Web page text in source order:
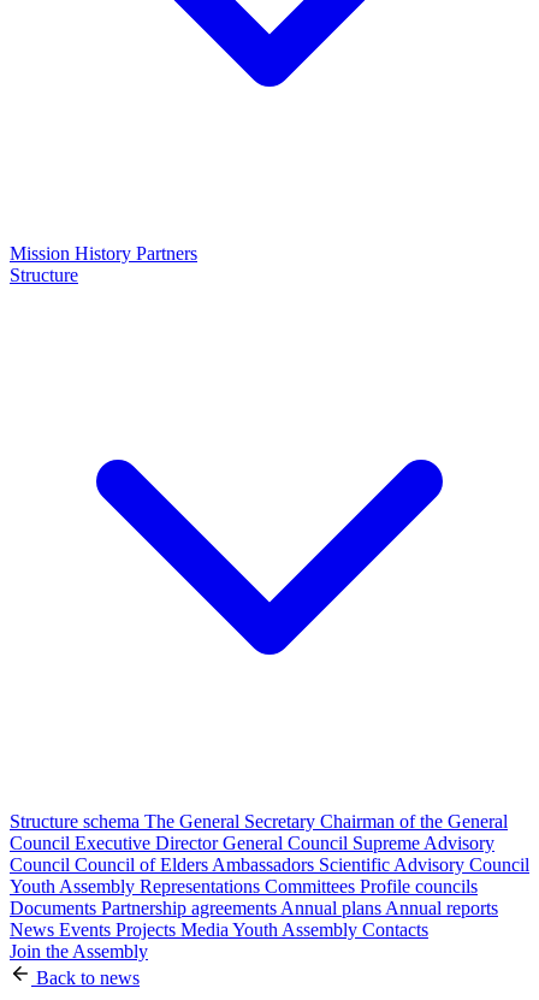
Mission History Partners
Structure
Structure schema The General Secretary Chairman of the General
Council Executive DirectorGeneral Council Supreme Advisory
Council Council of Elders Ambassadors Scientific Advisory Council
Youth Assembly Representations Committees Profile councils
Documents Partnership agreements Annual plans Annual reports
News Events Projects Media Youth Assembly Contacts
Join the Assembly
Back to news